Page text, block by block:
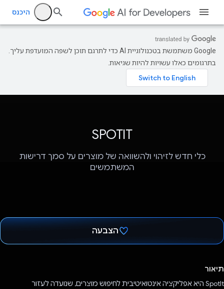
היכנס
‫Google משתמשת בטכנולוגיית AI כדי לתרגם תוכן לשפה המועדפת עליך.
בתרגומים כאלו עשויות להיות שגיאות.
SPOTIT
כלי חדש לזיהוי ולהשוואה של מוצרים על סמך דרישות
המשתמשים
הצבעה
תיאור
SpotIt היא אפליקציה אינטואיטיבית לחיפוש מוצרים, שנועדה לעזור